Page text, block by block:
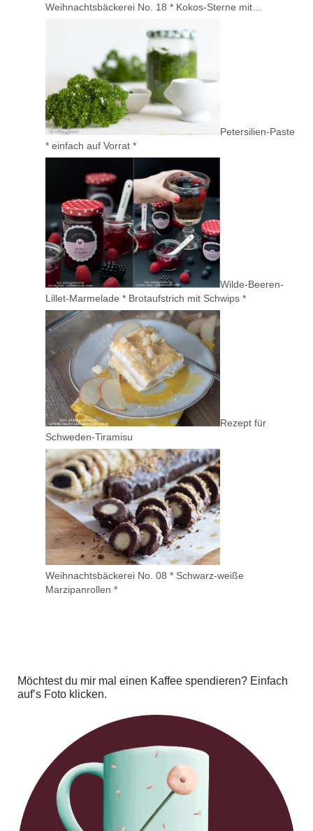
Weihnachtsbäckerei No. 18 * Kokos-Sterne mit…
Petersilien-Paste
* einfach auf Vorrat *
Wilde-Beeren-
Lillet-Marmelade * Brotaufstrich mit Schwips *
Rezept für
Schweden-Tiramisu
Weihnachtsbäckerei No. 08 * Schwarz-weiße
Marzipanrollen *
Möchtest du mir mal einen Kaffee spendieren? Einfach
auf’s Foto klicken.